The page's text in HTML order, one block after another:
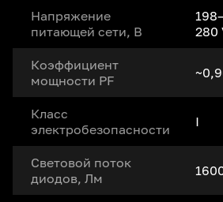
Напряжение
питающей сети, В
280
Коэффициент
мощности PF
Класс
электробезопасности
I
Световой поток
диодов, Лм